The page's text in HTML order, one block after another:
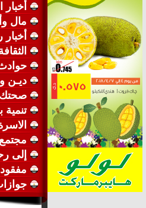
أخبار
مال
ديـن
صحتك
تنمية
مجتمع
إلى